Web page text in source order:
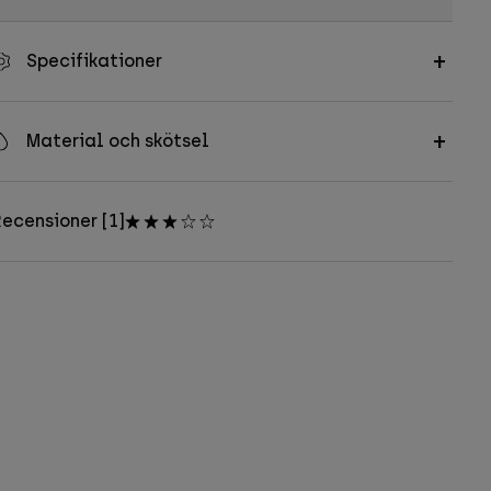
Specifikationer
Material och skötsel
[1]